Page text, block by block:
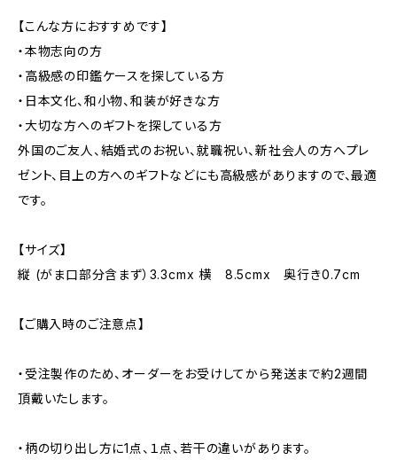
【こんな方におすすめです】
・本物志向の方
・高級感の印鑑ケースを探している方
・日本文化、和小物、和装が好きな方
・大切な方へのギフトを探している方
外国のご友人、結婚式のお祝い、就職祝い、新社会人の方へプレ
ゼント、目上の方へのギフトなどにも高級感がありますので、最適
です。
【サイズ】
縦 (がま口部分含まず）3.3cmx 横 8.5cmx 奥行き0.7cm
【ご購入時のご注意点】
・受注製作のため、オーダーをお受けしてから発送まで約2週間
頂戴いたします。
・柄の切り出し方に1点、１点、若干の違いがあります。